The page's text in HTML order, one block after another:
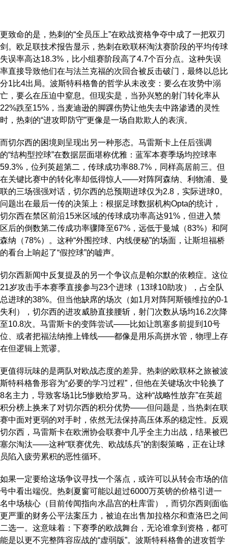
更致命的是，热刺的“全员压上”在欧战资格争夺中成了一把双刃
剑。欧足联技术报告显示，热刺在欧联杯淘汰赛阶段的平均传球
失误率高达18.3%，比小组赛阶段高了4.7个百分点。这种失误
率直接导致他们在与法兰克福的次回合被反击破门，最终以总比
分1比4出局。波斯特科格鲁的哲学从未改变：要么在攻势中溺
亡，要么在压迫中窒息。但现实是，当孙兴慜的射门转化率从
22%跌至15%，当麦迪逊的脚踝伤势让他失去中路渗透的灵性
时，热刺的“进攻即防守”更像是一场自欺欺人的表演。
而切尔西的困境则呈现出另一种形态。马雷斯卡上任后强调
的“结构型控球”在数据层面堪称优雅：蓝军本赛季场均控球率
59.3%，位列英超第二，传球成功率88.7%，同样高居前三。但
在关键比赛中的转化率却低得惊人——对阵阿森纳、利物浦、曼
联的三场强强对话，切尔西的总预期进球仅为2.8，实际进球0。
问题出在最后一传的决策上：根据足球数据机构Opta的统计，
切尔西在禁区前沿15米区域的传球成功率高达91%，但进入禁
区后的倒数第二传成功率骤降至67%，远低于曼城（83%）和阿
森纳（78%）。这种“外围控球、内线便秘”的场面，让斯坦福桥
的看台上响起了“假控球”的嘘声。
切尔西新闻中反复提及的另一个争议点是帕尔默的依赖症。这位
21岁攻击手本赛季直接参与23个进球（13球10助攻），占全队
总进球的38%。但当他缺席的场次（如1月对阵阿斯顿维拉的0-1
失利），切尔西的进攻威胁直接腰斩，射门次数从场均16.2次降
至10.8次。马雷斯卡的变阵尝试——比如让凯塞多前提到10号
位、或者把福法纳推上锋线——都像是用乐高拼水管，物理上存
在但逻辑上荒谬。
更值得玩味的是两队对欧战态度的差异。热刺的欧联杯之旅被波
斯特科格鲁形容为“必要的学习过程”，但他在关键场次中轮换了
8名主力，导致客场1比5惨败给罗马。这种“战略性放弃”在英超
积分榜上换来了对切尔西的积分优势——但问题是，当热刺在联
赛中面对更弱的对手时，依然无法保持高压体系的稳定性。反观
切尔西，马雷斯卡在欧洲协会联赛中几乎全主力出战，结果被巴
塞尔淘汰——这种“联赛优先、欧战练兵”的割裂策略，正在让球
员陷入疲劳累积的恶性循环。
如果一定要给这场争议寻找一个落点，或许可以从转会市场的信
号中看出端倪。热刺夏窗可能以超过6000万英镑的价格引进一
名中场核心（目前传闻指向水晶宫的杜库雷），而切尔西则面临
更严重的财务公平法案压力，被迫在出售加拉格尔和查洛巴之间
二选一。这意味着：下赛季的欧战舞台，无论谁拿到资格，都可
能是以更不完整阵容应战的“虚弱版”。波斯特科格鲁的进攻哲学